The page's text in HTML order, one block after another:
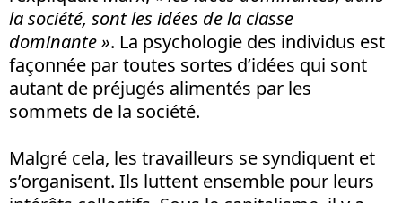
la société, sont les idées de la classe
dominante ». La psychologie des individus est
façonnée par toutes sortes d’idées qui sont
autant de préjugés alimentés par les
sommets de la société.
Malgré cela, les travailleurs se syndiquent et
s’organisent. Ils luttent ensemble pour leurs